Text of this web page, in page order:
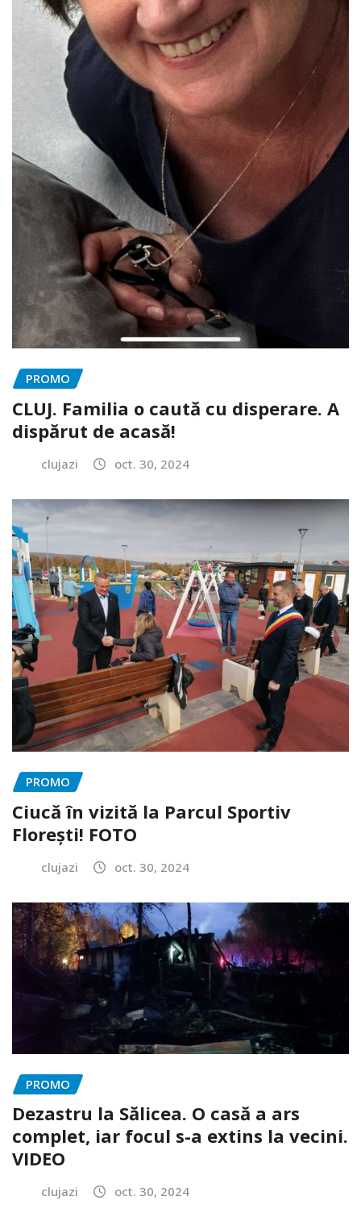
PROMO
CLUJ. Familia o caută cu disperare. A
dispărut de acasă!
clujazi oct. 30, 2024
PROMO
Ciucă în vizită la Parcul Sportiv
Florești! FOTO
clujazi oct. 30, 2024
PROMO
Dezastru la Sălicea. O casă a ars
complet, iar focul s-a extins la vecini.
VIDEO
clujazi oct. 30, 2024